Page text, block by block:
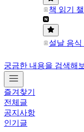
책 읽기 챌
설날 음식
궁금한 내용을 검색해
즐겨찾기
전체글
공지사항
인기글